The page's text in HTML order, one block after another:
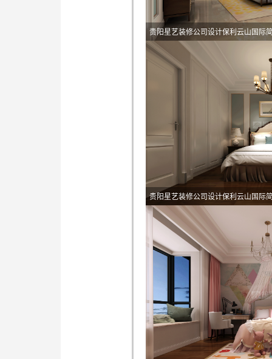
贵阳星艺装修公司设计保利云山国际
贵阳星艺装修公司设计保利云山国际